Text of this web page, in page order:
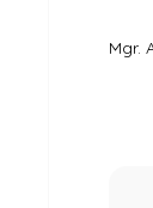
Mgr.